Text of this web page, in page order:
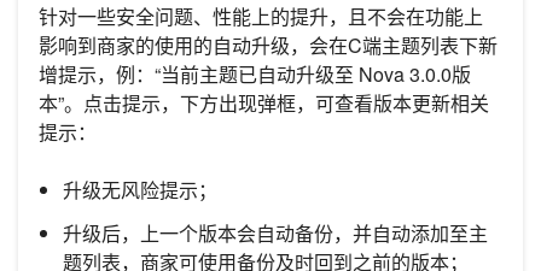
针对一些安全问题、性能上的提升，且不会在功能上
影响到商家的使用的自动升级，会在C端主题列表下新
增提示，例：“当前主题已自动升级至 Nova 3.0.0版
本”。点击提示，下方出现弹框，可查看版本更新相关
提示：
升级无风险提示；
升级后，上一个版本会自动备份，并自动添加至主
题列表，商家可使用备份及时回到之前的版本；